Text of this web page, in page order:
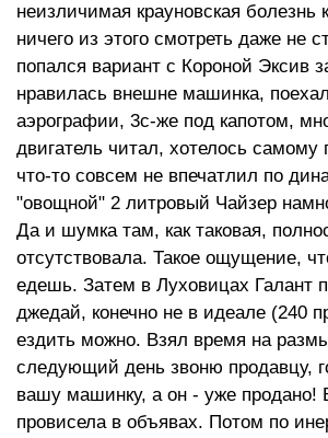
неизличимая крауновская болезнь
ничего из этого смотреть даже не
попался вариант с Короной Эксив
нравилась внешне машинка,
аэрографии, 3с-же под капотом,
двигатель читал, хотелось
что-то совсем не впечатлил по
"овощной" 2 литровый Чайзер
Да и шумка там, как таковая,
отсутствовала. Такое ощущение,
едешь. Затем в Луховицах Галант
джедай, конечно не в идеале (240
ездить можно. Взял время на
следующий день звоню продавцу,
вашу машинку, а он - уже продано!
провисела в объявах. Потом по